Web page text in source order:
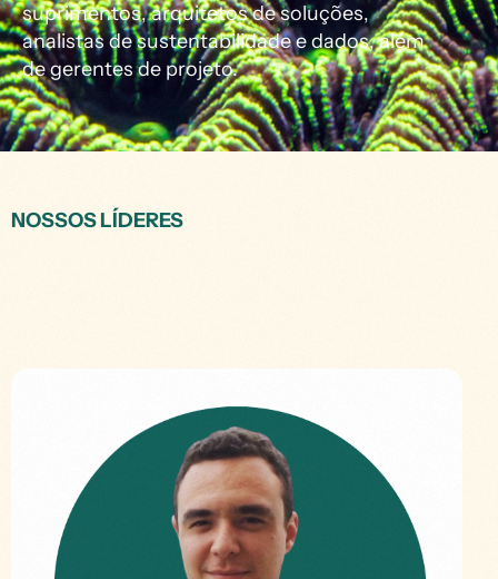
suprimentos, arquitetos de soluções,
analistas de sustentabilidade e dados, além
de gerentes de projeto.
NOSSOS LÍDERES